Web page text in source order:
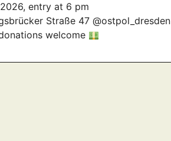
entry at 6 pm
Straße 47 @ostpol_dresden
welcome